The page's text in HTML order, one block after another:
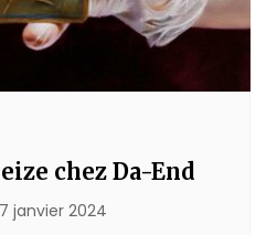
chez Da-End
janvier 2024